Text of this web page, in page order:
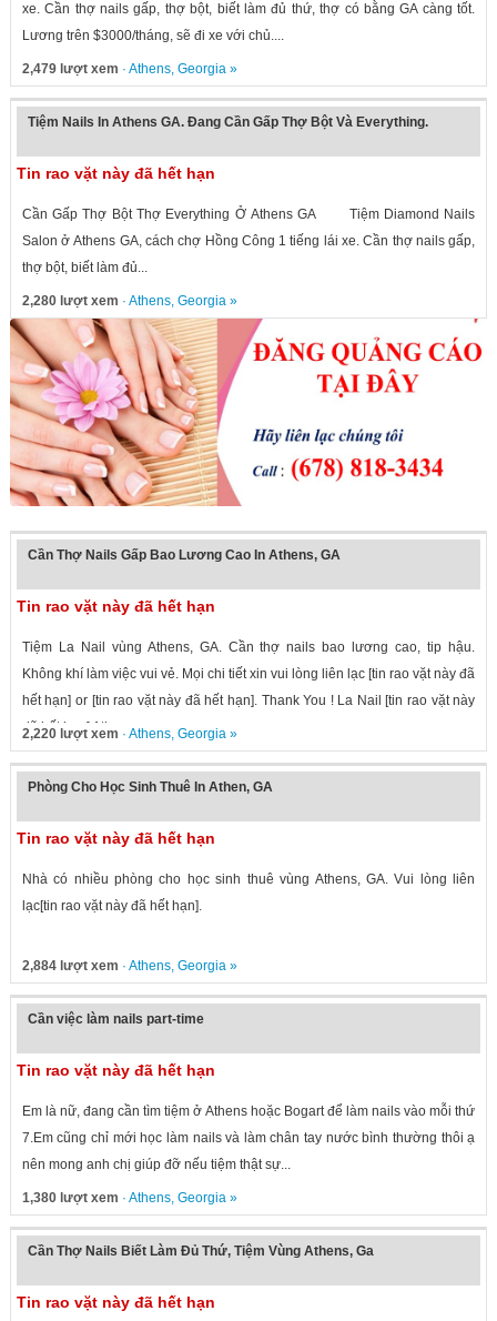
xe. Cần thợ nails gấp, thợ bột, biết làm đủ thứ, thợ có bằng GA càng tốt.
Lương trên $3000/tháng, sẽ đi xe với chủ....
2,479 lượt xem · Athens, Georgia»
Tiệm Nails In Athens GA. Đang Cần Gấp Thợ Bột Và Everything.
Tin rao vặt này đã hết hạn
Cần Gấp Thợ Bột Thợ Everything Ở Athens GA Tiệm Diamond Nails
Salon ở Athens GA, cách chợ Hồng Công 1 tiếng lái xe. Cần thợ nails gấp,
thợ bột, biết làm đủ...
2,280 lượt xem · Athens, Georgia»
Cần Thợ Nails Gấp Bao Lương Cao In Athens, GA
Tin rao vặt này đã hết hạn
Tiệm La Nail vùng Athens, GA. Cần thợ nails bao lương cao, tip hậu.
Không khí làm việc vui vẻ. Mọi chi tiết xin vui lòng liên lạc [tin rao vặt này đã
hết hạn] or [tin rao vặt này đã hết hạn]. Thank You ! La Nail [tin rao vặt này
đã hết hạn] Athens,...
2,220 lượt xem · Athens, Georgia»
Phòng Cho Học Sinh Thuê In Athen, GA
Tin rao vặt này đã hết hạn
Nhà có nhiều phòng cho học sinh thuê vùng Athens, GA. Vui lòng liên
lạc[tin rao vặt này đã hết hạn].
2,884 lượt xem · Athens, Georgia»
Cần việc làm nails part-time
Tin rao vặt này đã hết hạn
Em là nữ, đang cần tìm tiệm ở Athens hoặc Bogart để làm nails vào mỗi thứ
7.Em cũng chỉ mới học làm nails và làm chân tay nước bình thường thôi ạ
nên mong anh chị giúp đỡ nếu tiệm thật sự...
1,380 lượt xem · Athens, Georgia»
Cần Thợ Nails Biết Làm Đủ Thứ, Tiệm Vùng Athens, Ga
Tin rao vặt này đã hết hạn